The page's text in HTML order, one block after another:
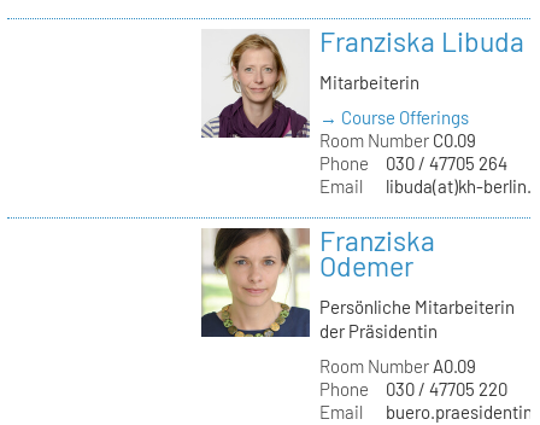
Franziska Libuda
Mitarbeiterin
→ Course Offerings
Room NumberC0.09
Phone
030 / 47705 264
Email
libuda(at)kh-
Franziska
Odemer
Persönliche Mitarbeiterin
der Präsidentin
Room NumberA0.09
Phone
030 / 47705 220
Email